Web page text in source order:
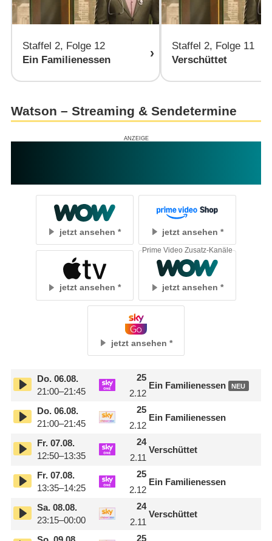
Staffel 2, Folge 12
Ein Familienessen
Staffel 2, Folge 11
Verschüttet
Watson – Streaming & Sendetermine
jetzt ansehen jetzt ansehen
jetzt ansehen jetzt ansehen
Prime Video Zusatz-Kanäle
jetzt ansehen
Do.06.08.
21:00–21:45
25
2.12
Ein Familienessen NEU
Do.06.08.
21:00–21:45
25
2.12
Ein Familienessen
Fr.07.08.
12:50–13:35
24
2.11
Verschüttet
Fr.07.08.
13:35–14:25
25
2.12
Ein Familienessen
Sa.08.08.
23:15–00:00
24
2.11
Verschüttet
25